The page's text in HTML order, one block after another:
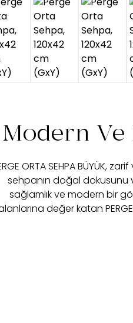
Modern Ve
ORTA SEHPA BÜYÜK,
sehpanın doğal dokusunu
sağlamlık ve modern bir
değer katan